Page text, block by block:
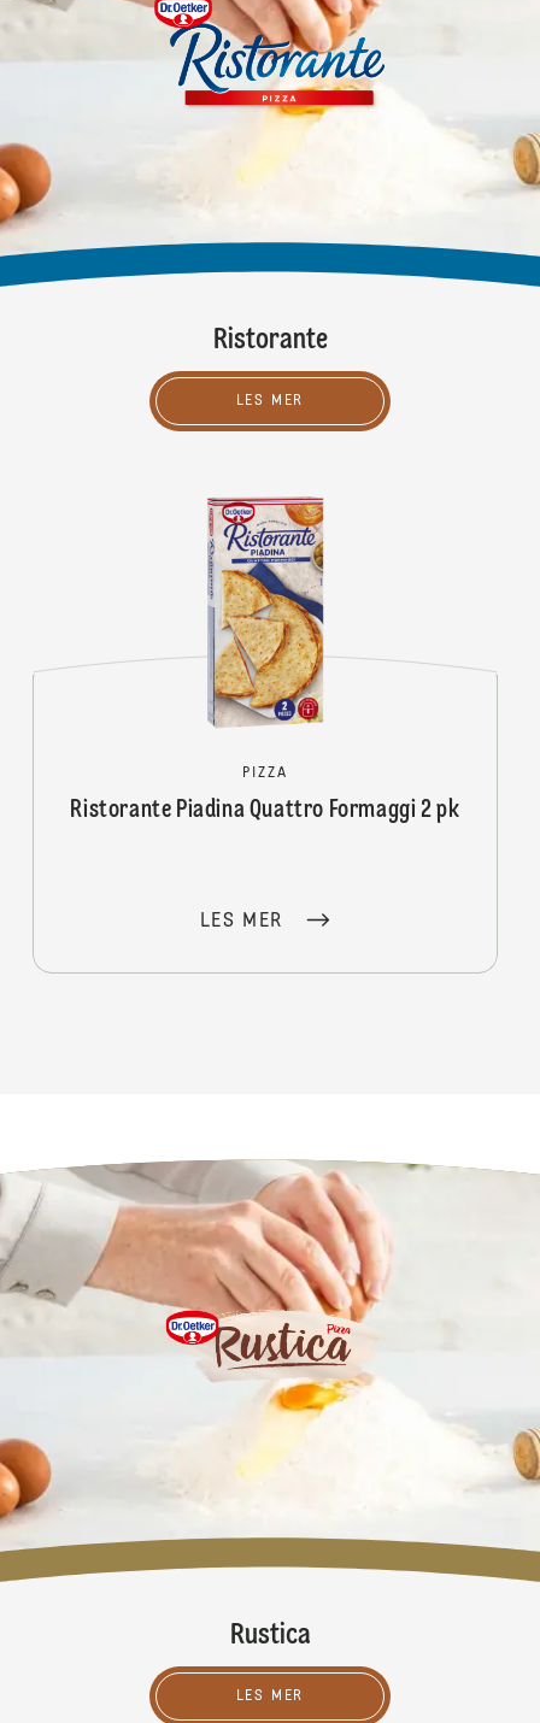
Ristorante
LES MER
PIZZA
Ristorante Piadina Quattro Formaggi 2 pk
LES MER
Rustica
LES MER